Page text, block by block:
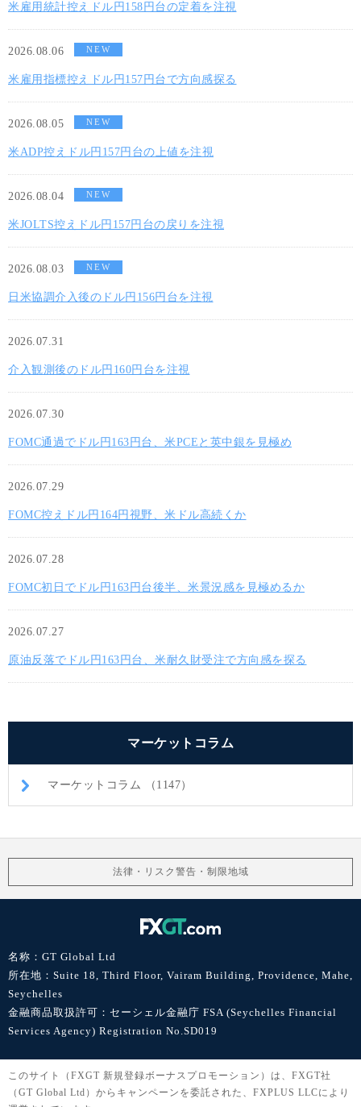
米雇用統計控えドル円158円台の定着を注視
2026.08.06 NEW
米雇用指標控えドル円157円台で方向感探る
2026.08.05 NEW
米ADP控えドル円157円台の上値を注視
2026.08.04 NEW
米JOLTS控えドル円157円台の戻りを注視
2026.08.03 NEW
日米協調介入後のドル円156円台を注視
2026.07.31
介入観測後のドル円160円台を注視
2026.07.30
FOMC通過でドル円163円台、米PCEと英中銀を見極め
2026.07.29
FOMC控えドル円164円視野、米ドル高続くか
2026.07.28
FOMC初日でドル円163円台後半、米景況感を見極めるか
2026.07.27
原油反落でドル円163円台、米耐久財受注で方向感を探る
マーケットコラム
マーケットコラム （1147）
法律・リスク警告・制限地域
名称：GT Global Ltd
所在地：Suite 18, Third Floor, Vairam Building, Providence, Mahe,
Seychelles
金融商品取扱許可：セーシェル金融庁 FSA (Seychelles Financial
Services Agency) Registration No.SD019
このサイト（FXGT 新規登録ボーナスプロモーション）は、FXGT社
（GT Global Ltd）からキャンペーンを委託された、FXPLUS LLCにより